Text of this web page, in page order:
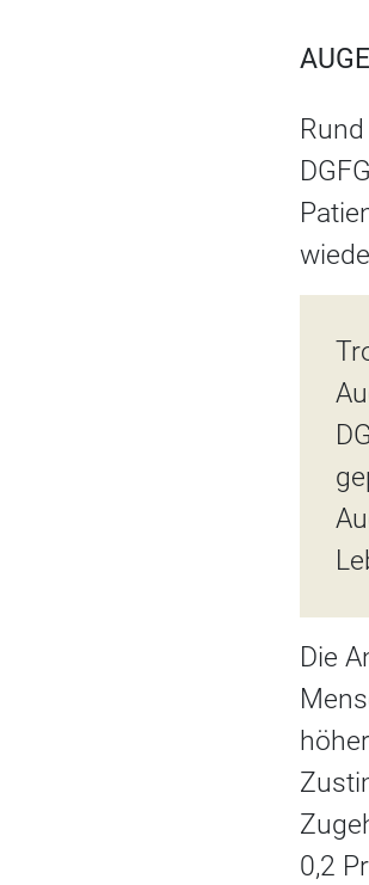
Die
0,2